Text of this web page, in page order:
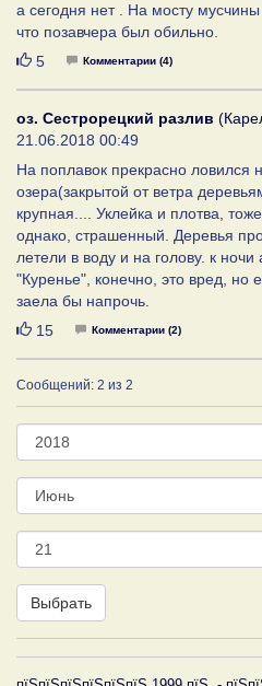
а сегодня нет . На мосту мусчины
что позавчера был обильно.
Нравится
5 Комментарии (4)
оз. Сестрорецкий разлив
21.06.2018 00:49
На поплавок прекрасно ловился
озера(закрытой от ветра
крупная.... Уклейка и плотва,
однако, страшенный. Деревья
летели в воду и на голову. к
"Куренье", конечно, это вред, но
заела бы напрочь.
Нравится
15 Комментарии (2)
Сообщений: 2 из 2
Год
Месяц
День
Выбрать